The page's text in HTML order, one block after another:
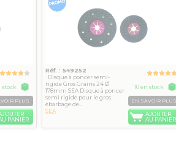
stock
PLUS
PANIER
Réf. : 549252
Disque à poncer semi-
rigide Gros Grains 24 Ø
178mm SEA Disque à poncer
semi rigide pour le gros
ébarbage de...
SEA
10 en stock
EN SAVOIR PLUS
AJOUTER
AU PANIER